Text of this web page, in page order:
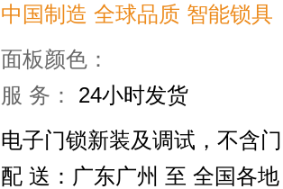
中国制造 全球品质 智能锁具
面板颜色：
服 务：
24小时发货
电子门锁新装及调试，不含
配 送：广东广州 至 全国各地